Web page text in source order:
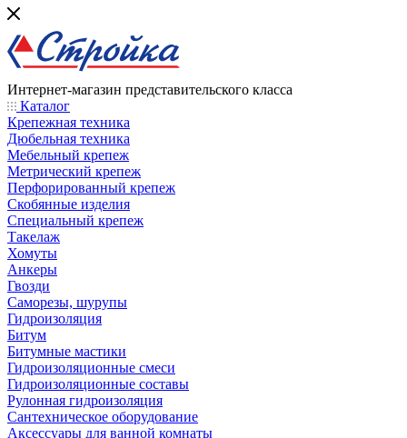
Интернет-магазин представительского класса
Каталог
Крепежная техника
Дюбельная техника
Мебельный крепеж
Метрический крепеж
Перфорированный крепеж
Скобянные изделия
Специальный крепеж
Такелаж
Хомуты
Анкеры
Гвозди
Саморезы, шурупы
Гидроизоляция
Битум
Битумные мастики
Гидроизоляционные смеси
Гидроизоляционные составы
Рулонная гидроизоляция
Сантехническое оборудование
Аксессуары для ванной комнаты